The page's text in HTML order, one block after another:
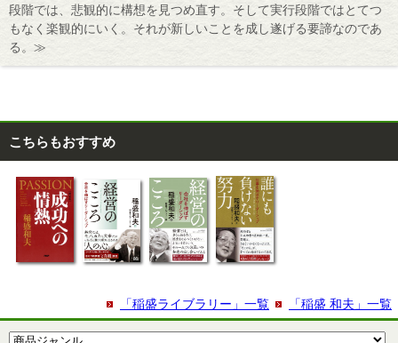
段階では、悲観的に構想を見つめ直す。そして実行段階ではとてつ
もなく楽観的にいく。それが新しいことを成し遂げる要諦なのであ
る。≫
こちらもおすすめ
「稲盛 和夫」一覧
「稲盛ライブラリー」一覧